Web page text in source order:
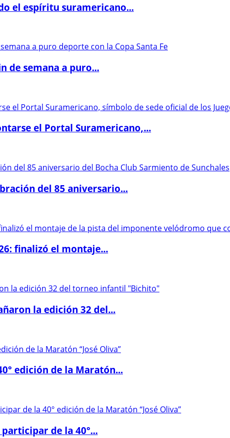
el espíritu suramericano...
de semana a puro...
el Portal Suramericano,...
del 85 aniversario...
finalizó el montaje...
la edición 32 del...
edición de la Maratón...
de la 40°...